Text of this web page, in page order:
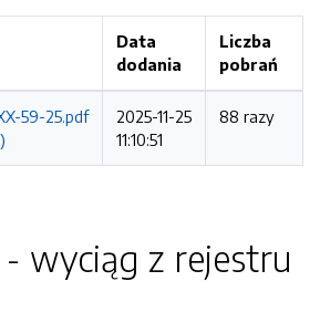
Data
dodania
Liczba
pobrań
59-25.pdf
2025-11-25
11:10:51
88 razy
wyciąg z rejestru